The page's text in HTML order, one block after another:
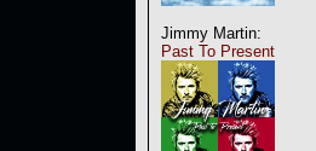
Jimmy Martin:
Past To Present